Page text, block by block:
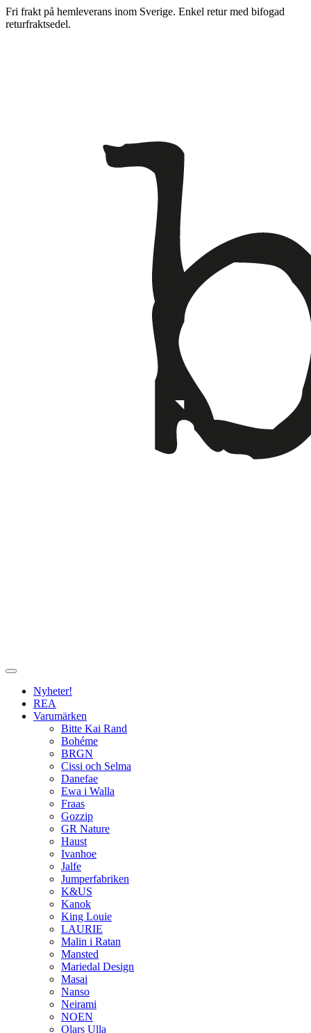
Fri frakt på hemleverans inom Sverige. Enkel retur med bifogad
returfraktsedel.
Nyheter!
REA
Varumärken
Bitte Kai Rand
Bohéme
BRGN
Cissi och Selma
Danefae
Ewa i Walla
Fraas
Gozzip
GR Nature
Haust
Ivanhoe
Jalfe
Jumperfabriken
K&US
Kanok
King Louie
LAURIE
Malin i Ratan
Mansted
Mariedal Design
Masai
Nanso
Neirami
NOEN
Olars Ulla